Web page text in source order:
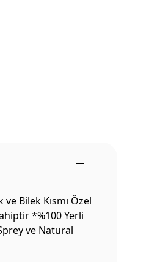
Bilek Kısmı Özel
*%100 Yerli
ve Natural